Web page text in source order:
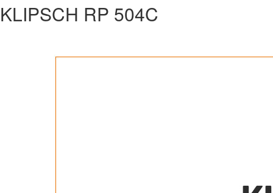
KLIPSCH RP 504C